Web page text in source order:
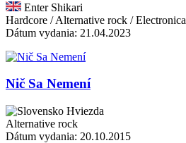
Enter Shikari
Hardcore / Alternative rock / Electronica
Dátum vydania: 21.04.2023
Nič Sa Nemení
Hviezda
Alternative rock
Dátum vydania: 20.10.2015